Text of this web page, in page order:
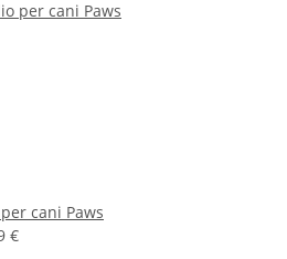
cani Paws
€